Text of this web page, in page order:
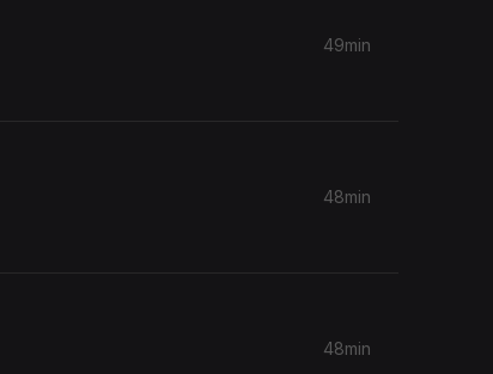
49min
48min
48min